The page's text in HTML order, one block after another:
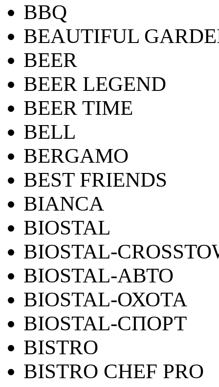
BBQ
BEAUTIFUL
BEER
BEER LEGEND
BEER TIME
BELL
BERGAMO
BEST FRIENDS
BIANCA
BIOSTAL
BIOSTAL-
BIOSTAL-АВТО
BIOSTAL-ОХОТА
BIOSTAL-СПОРТ
BISTRO
BISTRO CHEF PRO